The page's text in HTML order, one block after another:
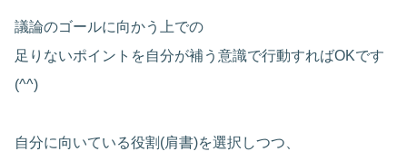
議論のゴールに向かう上での
足りないポイントを自分が補う意識で行動すればOKです
(^^)
自分に向いている役割(肩書)を選択しつつ、